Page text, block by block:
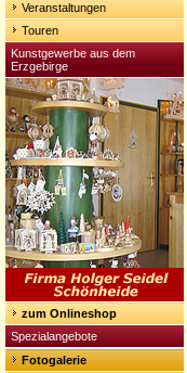
Veranstaltungen
Touren
Kunstgewerbe aus dem
Erzgebirge
zum Onlineshop
Spezialangebote
Fotogalerie